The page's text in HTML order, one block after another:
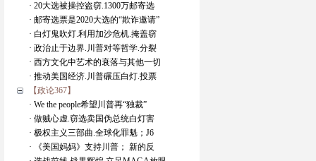
· 20大选被操控盗窃.1300万邮寄选
· 邮寄选票是2020大选的“欺诈邀请”
· 白灯鬼吹灯.利用加沙危机.掩盖窃
· 政治止于边界.川普对等哲学.分裂
· 西方文化中艺术的衰落与其他一切
· 推动美国经济.川普碾压白灯.投票
【政论367】
· We the people希望川普再“独裁”
· 做贼心虚.窃选卖国伪总统白灯害
· 极权主义三部曲.全球化罪魁；J6
· 《美国妈妈》支持川普； 新的反